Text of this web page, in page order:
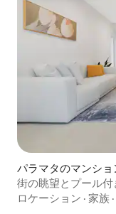
パラマタのマンショ
街の眺望とプール
ロケーション · 家族 ·